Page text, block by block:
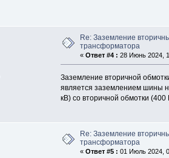
Re: Заземление
трансформатора
« Ответ #4 : 28 Июнь 2024,
Заземление вторичной
является заземлением шины
кВ) со вторичной обмотки (400
Re: Заземление
трансформатора
« Ответ #5 : 01 Июль 2024,